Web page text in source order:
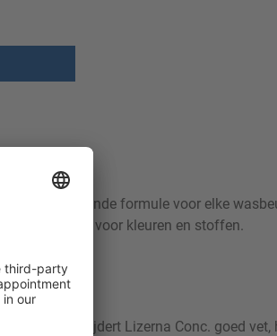
vetoplossende formule voor elke
zacht voor kleuren en stoffen.
40 °C verwijdert Lizerna Conc. goed vet,